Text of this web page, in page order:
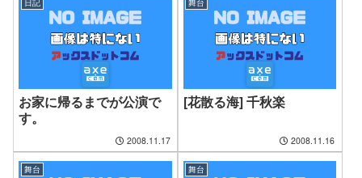
日記
お家に帰るまでが公演で
す。
2008.11.17
舞台
[花散る海] 千秋楽
2008.11.16
舞台 舞台